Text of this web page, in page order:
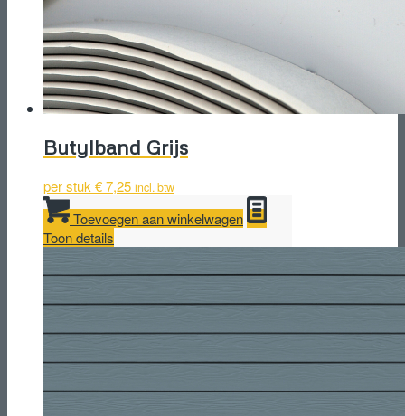
Butylband Grijs
per stuk €7,25 incl. btw
Toevoegen aan winkelwagen
Toon details